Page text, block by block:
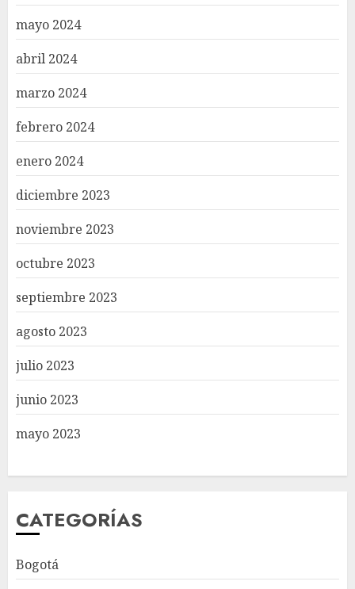
mayo 2024
abril 2024
marzo 2024
febrero 2024
enero 2024
diciembre 2023
noviembre 2023
octubre 2023
septiembre 2023
agosto 2023
julio 2023
junio 2023
mayo 2023
CATEGORÍAS
Bogotá